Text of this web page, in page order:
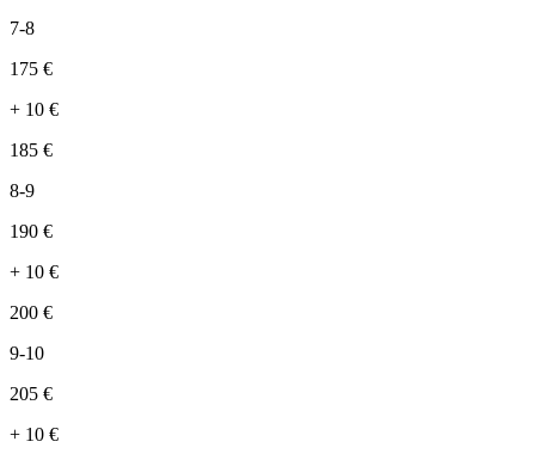
7-8
175 €
+ 10 €
185 €
8-9
190 €
+ 10 €
200 €
9-10
205 €
+ 10 €